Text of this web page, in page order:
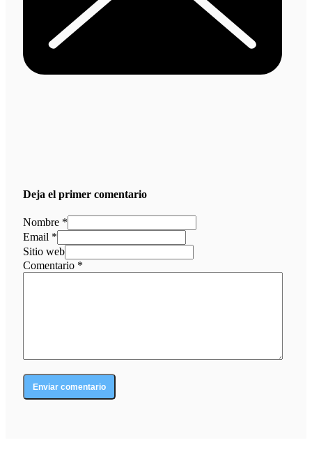
Deja el primer comentario
Nombre *
Email *
Sitio web
Comentario *